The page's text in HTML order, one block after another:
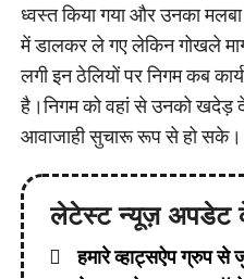
ध्वस्त किया गया और उनका मलबा
में डालकर ले गए लेकिन गोखले
लगी इन ठेलियों पर निगम कब
है।निगम को वहां से उनको खदेड़
आवाजाही सुचारू रूप से हो सके।
लेटेस्ट न्यूज़ अपडेट
हमारे व्हाट्सऐप ग्रुप से